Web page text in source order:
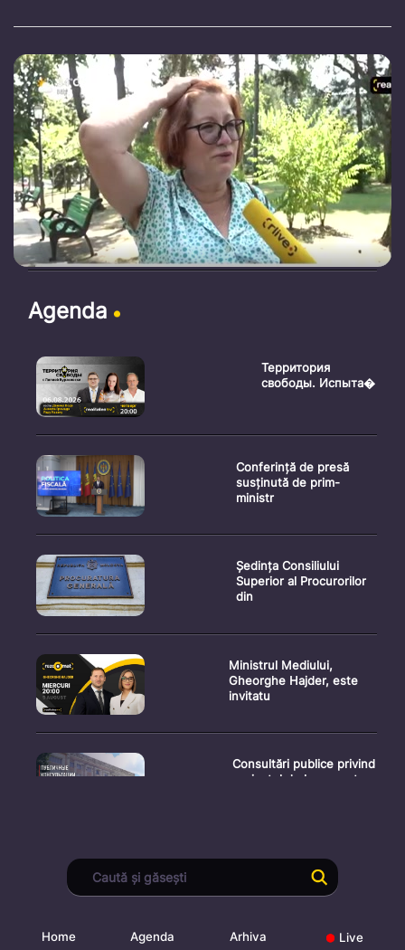
Agenda
Территория
свободы. Испыта�
Conferință de presă
susținută de prim-
ministr
Ședința Consiliului
Superior al Procurorilor
din
Ministrul Mediului,
Gheorghe Hajder, este
invitatu
Consultări publice privind
proiectul de lege pent
Consultarea Publică CP-
01, dedicată Studiilor de
Home Agenda Arhiva Live